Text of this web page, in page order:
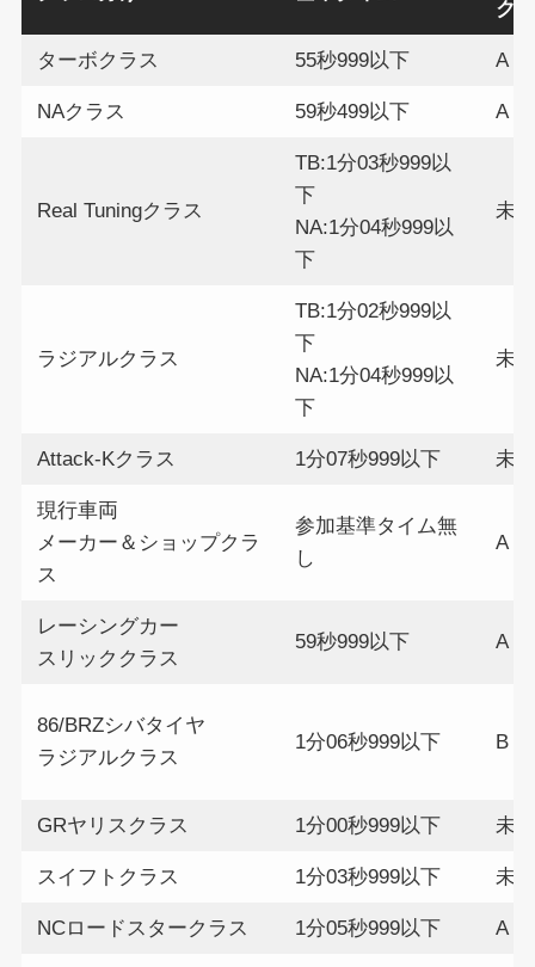
ク
ターボクラス 55秒999以下 A
NAクラス 59秒499以下 A
Real Tuningクラス
TB:1分03秒999以
下
NA:1分04秒999以
下
未定
ラジアルクラス
TB:1分02秒999以
下
NA:1分04秒999以
下
未定
Attack-Kクラス 1分07秒999以下 未定
現行車両
メーカー＆ショップクラ
ス
参加基準タイム無
し
A
レーシングカー
スリッククラス
59秒999以下 A
86/BRZシバタイヤ
ラジアルクラス
1分06秒999以下 B
GRヤリスクラス 1分00秒999以下 未定
スイフトクラス 1分03秒999以下 未定
NCロードスタークラス 1分05秒999以下 A